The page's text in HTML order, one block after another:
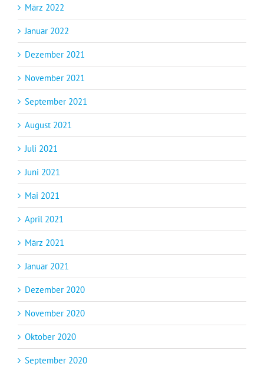
März 2022
Januar 2022
Dezember 2021
November 2021
September 2021
August 2021
Juli 2021
Juni 2021
Mai 2021
April 2021
März 2021
Januar 2021
Dezember 2020
November 2020
Oktober 2020
September 2020